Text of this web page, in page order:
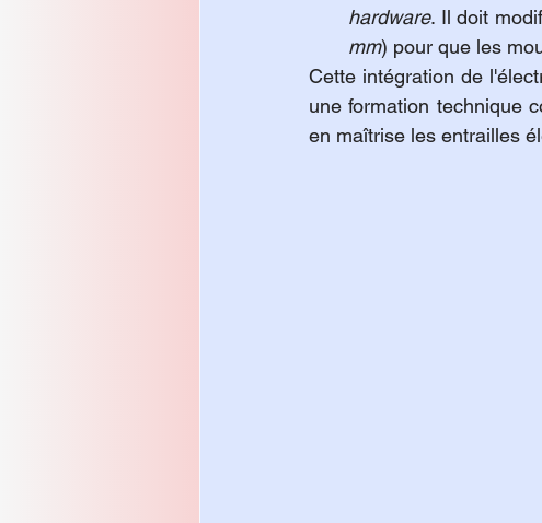
hardware. Il doit
mm) pour que les
Cette intégration de
une formation technique
en maîtrise les entrailles